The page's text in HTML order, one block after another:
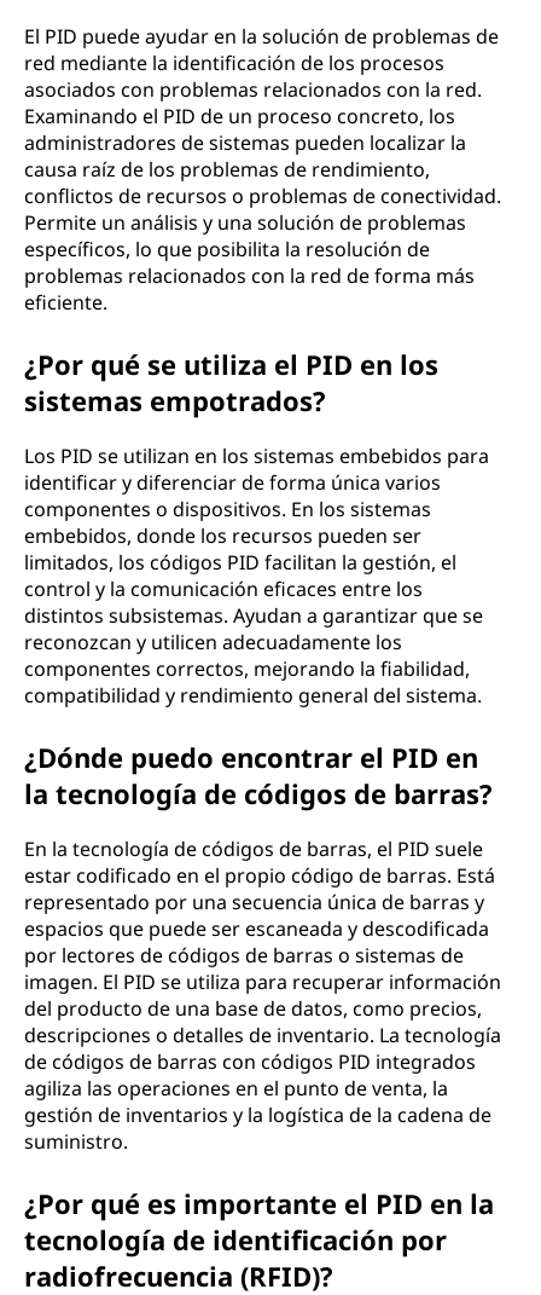
El PID puede ayudar en la solución de problemas de
red mediante la identificación de los procesos
asociados con problemas relacionados con la red.
Examinando el PID de un proceso concreto, los
administradores de sistemas pueden localizar la
causa raíz de los problemas de rendimiento,
conflictos de recursos o problemas de conectividad.
Permite un análisis y una solución de problemas
específicos, lo que posibilita la resolución de
problemas relacionados con la red de forma más
eficiente.
¿Por qué se utiliza el PID en los
sistemas empotrados?
Los PID se utilizan en los sistemas embebidos para
identificar y diferenciar de forma única varios
componentes o dispositivos. En los sistemas
embebidos, donde los recursos pueden ser
limitados, los códigos PID facilitan la gestión, el
control y la comunicación eficaces entre los
distintos subsistemas. Ayudan a garantizar que se
reconozcan y utilicen adecuadamente los
componentes correctos, mejorando la fiabilidad,
compatibilidad y rendimiento general del sistema.
¿Dónde puedo encontrar el PID en
la tecnología de códigos de barras?
En la tecnología de códigos de barras, el PID suele
estar codificado en el propio código de barras. Está
representado por una secuencia única de barras y
espacios que puede ser escaneada y descodificada
por lectores de códigos de barras o sistemas de
imagen. El PID se utiliza para recuperar información
del producto de una base de datos, como precios,
descripciones o detalles de inventario. La tecnología
de códigos de barras con códigos PID integrados
agiliza las operaciones en el punto de venta, la
gestión de inventarios y la logística de la cadena de
suministro.
¿Por qué es importante el PID en la
tecnología de identificación por
radiofrecuencia (RFID)?